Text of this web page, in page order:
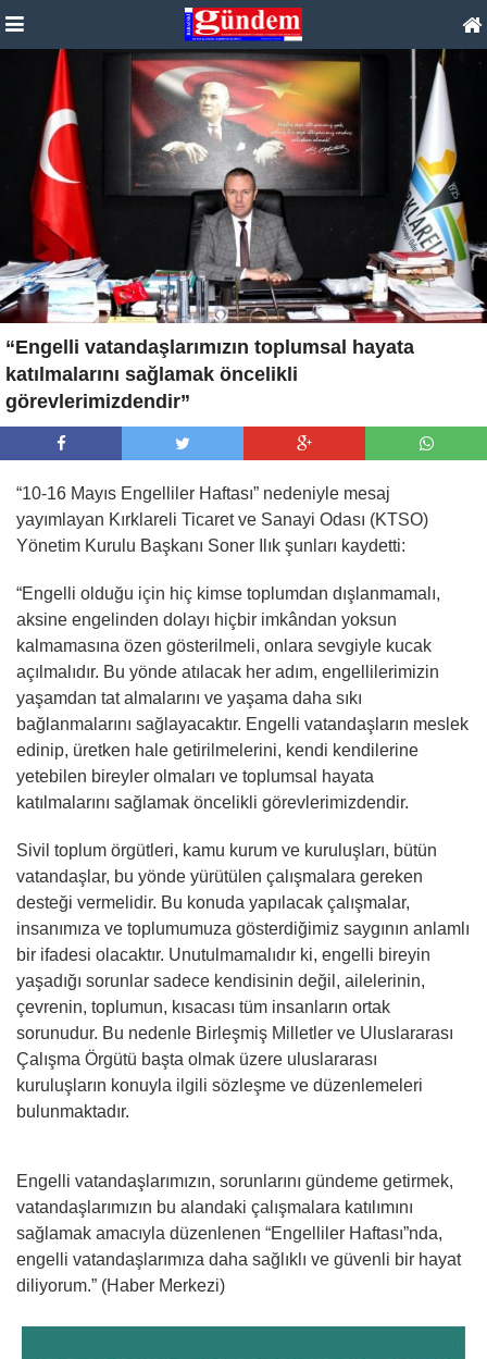
“Engelli vatandaşlarımızın toplumsal hayata
katılmalarını sağlamak öncelikli
görevlerimizdendir”
“10-16 Mayıs Engelliler Haftası” nedeniyle mesaj
yayımlayan Kırklareli Ticaret ve Sanayi Odası (KTSO)
Yönetim Kurulu Başkanı Soner Ilık şunları kaydetti:
“Engelli olduğu için hiç kimse toplumdan dışlanmamalı,
aksine engelinden dolayı hiçbir imkândan yoksun
kalmamasına özen gösterilmeli, onlara sevgiyle kucak
açılmalıdır. Bu yönde atılacak her adım, engellilerimizin
yaşamdan tat almalarını ve yaşama daha sıkı
bağlanmalarını sağlayacaktır. Engelli vatandaşların meslek
edinip, üretken hale getirilmelerini, kendi kendilerine
yetebilen bireyler olmaları ve toplumsal hayata
katılmalarını sağlamak öncelikli görevlerimizdendir.
Sivil toplum örgütleri, kamu kurum ve kuruluşları, bütün
vatandaşlar, bu yönde yürütülen çalışmalara gereken
desteği vermelidir. Bu konuda yapılacak çalışmalar,
insanımıza ve toplumumuza gösterdiğimiz saygının anlamlı
bir ifadesi olacaktır. Unutulmamalıdır ki, engelli bireyin
yaşadığı sorunlar sadece kendisinin değil, ailelerinin,
çevrenin, toplumun, kısacası tüm insanların ortak
sorunudur. Bu nedenle Birleşmiş Milletler ve Uluslararası
Çalışma Örgütü başta olmak üzere uluslararası
kuruluşların konuyla ilgili sözleşme ve düzenlemeleri
bulunmaktadır.
Engelli vatandaşlarımızın, sorunlarını gündeme getirmek,
vatandaşlarımızın bu alandaki çalışmalara katılımını
sağlamak amacıyla düzenlenen “Engelliler Haftası”nda,
engelli vatandaşlarımıza daha sağlıklı ve güvenli bir hayat
diliyorum.” (Haber Merkezi)